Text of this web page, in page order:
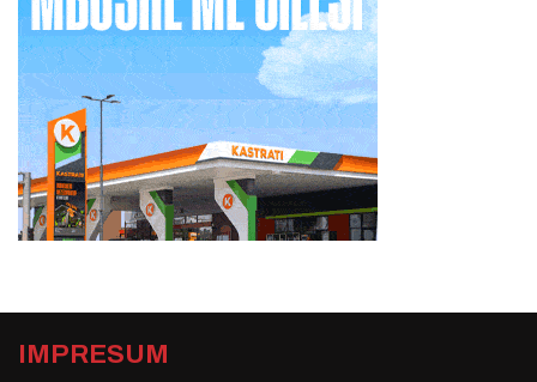
IMPRESUM